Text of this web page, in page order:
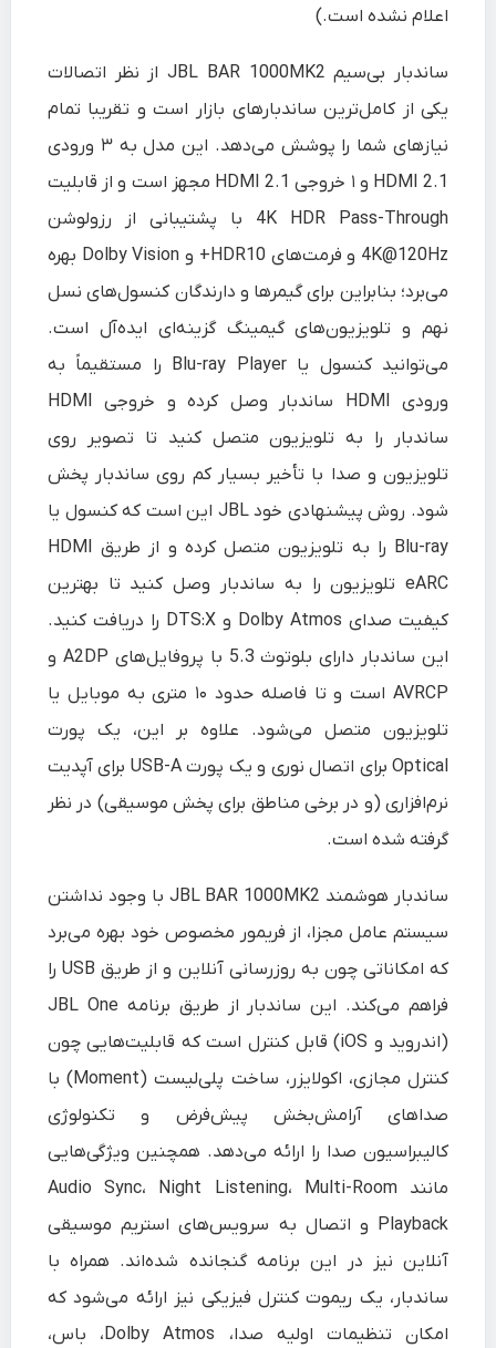
اعلام نشده است.)
ساندبار بی‌سیم JBL BAR 1000MK2 از نظر اتصالات
یکی از کامل‌ترین ساندبارهای بازار است و تقریبا تمام
نیازهای شما را پوشش می‌دهد. این مدل به ۳ ورودی
HDMI 2.1 و ۱ خروجی HDMI 2.1 مجهز است و از قابلیت
4K HDR Pass-Through با پشتیبانی از رزولوشن
4K@120Hz و فرمت‌های HDR10+ و Dolby Vision بهره
می‌برد؛ بنابراین برای گیمرها و دارندگان کنسول‌های نسل
نهم و تلویزیون‌های گیمینگ گزینه‌ای ایده‌آل است.
می‌توانید کنسول یا Blu-ray Player را مستقیماً به
ورودی HDMI ساندبار وصل کرده و خروجی HDMI
ساندبار را به تلویزیون متصل کنید تا تصویر روی
تلویزیون و صدا با تأخیر بسیار کم روی ساندبار پخش
شود. روش پیشنهادی خود JBL این است که کنسول یا
Blu-ray را به تلویزیون متصل کرده و از طریق HDMI
eARC تلویزیون را به ساندبار وصل کنید تا بهترین
کیفیت صدای Dolby Atmos و DTS:X را دریافت کنید.
این ساندبار دارای بلوتوث 5.3 با پروفایل‌های A2DP و
AVRCP است و تا فاصله حدود ۱۰ متری به موبایل یا
تلویزیون متصل می‌شود. علاوه بر این، یک پورت
Optical برای اتصال نوری و یک پورت USB-A برای آپدیت
نرم‌افزاری (و در برخی مناطق برای پخش موسیقی) در نظر
گرفته شده است.
ساندبار هوشمند JBL BAR 1000MK2 با وجود نداشتن
سیستم‌ عامل مجزا، از فریمور مخصوص خود بهره می‌برد
که امکاناتی چون به‌ روزرسانی آنلاین و از طریق USB را
فراهم می‌کند. این ساندبار از طریق برنامه JBL One
(اندروید و iOS) قابل کنترل است که قابلیت‌هایی چون
کنترل مجازی، اکولایزر، ساخت پلی‌لیست (Moment) با
صداهای آرامش‌بخش پیش‌فرض و تکنولوژی
کالیبراسیون صدا را ارائه می‌دهد. همچنین ویژگی‌هایی
مانند Audio Sync، Night Listening، Multi-Room
Playback و اتصال به سرویس‌های استریم موسیقی
آنلاین نیز در این برنامه گنجانده شده‌اند. همراه با
ساندبار، یک ریموت کنترل فیزیکی نیز ارائه می‌شود که
امکان تنظیمات اولیه صدا، Dolby Atmos، باس،